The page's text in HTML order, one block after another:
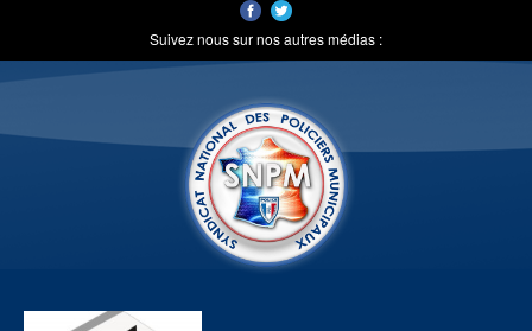
Suivez nous sur nos autres médias :